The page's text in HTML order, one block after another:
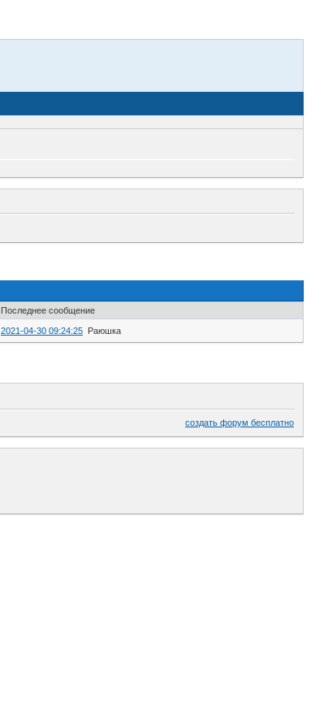
Последнее сообщение
2021-04-30 09:24:25 Раюшка
создать форум бесплатно